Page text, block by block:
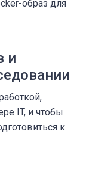
образ для
и
IT, и чтобы
к